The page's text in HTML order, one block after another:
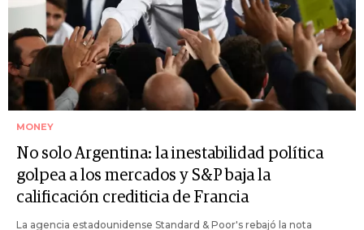
MONEY
No solo Argentina: la inestabilidad política
golpea a los mercados y S&P baja la
calificación crediticia de Francia
La agencia estadounidense Standard & Poor's rebajó la nota